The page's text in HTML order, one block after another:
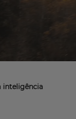
inteligência